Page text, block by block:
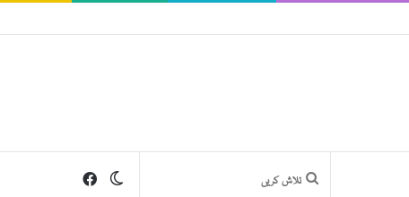
تلاش Facebook